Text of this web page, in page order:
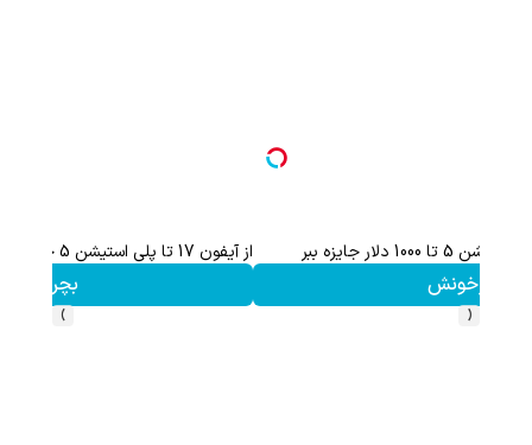
PS5 و آیفون17 از گردونه شانس جایزه بگیر 🎁
‹
›